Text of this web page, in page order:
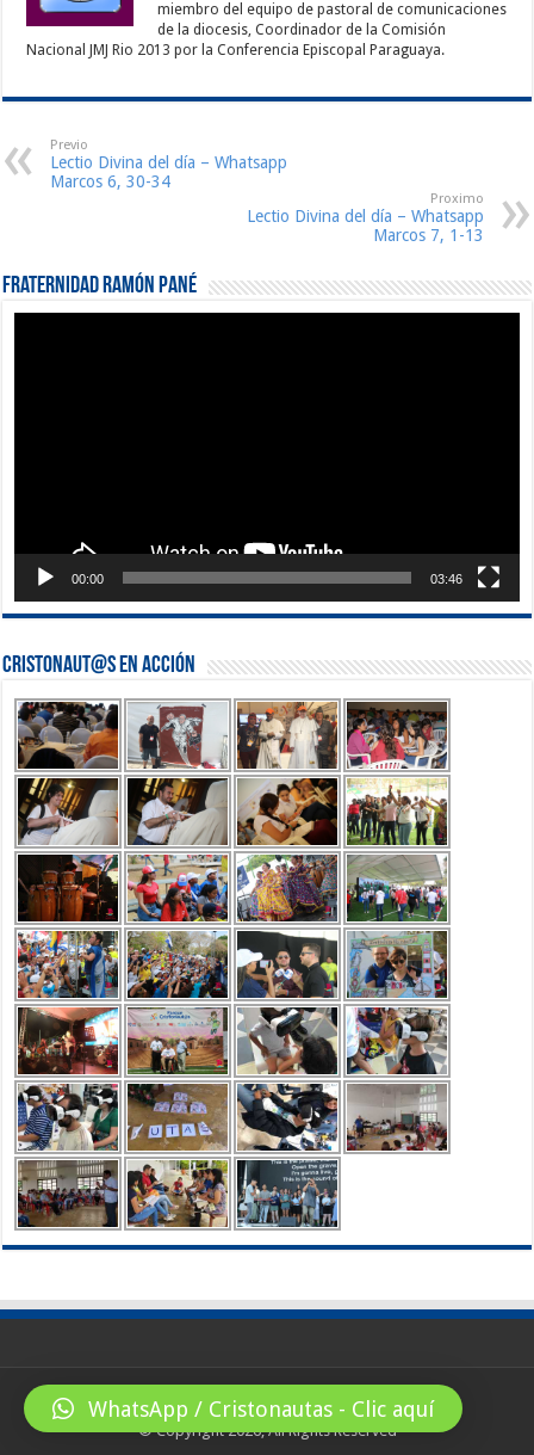
miembro del equipo de pastoral de comunicaciones
de la diocesis, Coordinador de la Comisión
Nacional JMJ Rio 2013 por la Conferencia Episcopal Paraguaya.
Previo
Lectio Divina del día – Whatsapp
Marcos 6, 30-34
Proximo
Lectio Divina del día – Whatsapp
Marcos 7, 1-13
Fraternidad Ramón Pané
00:00 03:46
Cristonaut@s en Acción
© Copyright 2026, All Rights Reserved
WhatsApp / Cristonautas - Clic aquí